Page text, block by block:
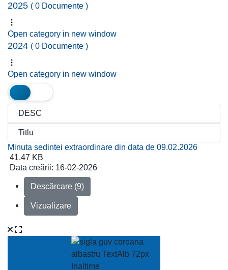
2025 ( 0 Documente )
Open category in new window
2024 ( 0 Documente )
Open category in new window
Minuta sedintei extraordinare din data de 09.02.2026
41.47 KB
Data creării: 16-02-2026
Descărcare (9)
Vizualizare